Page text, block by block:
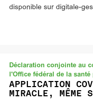
disponible sur digitale-
Déclaration conjointe au
l'Office fédéral de la
APPLICATION
MIRACLE, MÊME